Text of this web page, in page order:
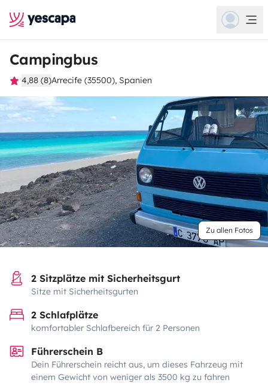
Campingbus
4,88 (8)Arrecife (35500), Spanien
Zu allen Fotos
2 Sitzplätze mit Sicherheitsgurt
Sitze mit Sicherheitsgurten
2 Schlafplätze
komfortabler Schlafbereich für 2 Personen
Führerschein B
Dein Führerschein reicht aus, um dieses Fahrzeug mit
einem Gewicht von weniger als 3500 kg zu fahren